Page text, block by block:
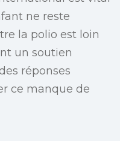
ne reste
la polio est loin
un soutien
réponses
ce manque de